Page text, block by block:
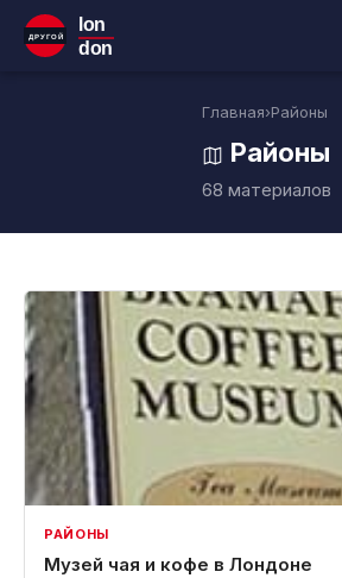
ДРУГОЙ
lon
don
Главная›Районы
Районы
68 материалов
РАЙОНЫ
Музей чая и кофе в Лондоне